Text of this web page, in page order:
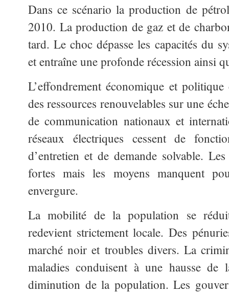
Dans ce scénario la production de
2010. La production de gaz et de
tard. Le choc dépasse les capacités du
et entraîne une profonde récession ainsi
L’effondrement économique et
des ressources renouvelables sur une
de communication nationaux et
réseaux électriques cessent de
d’entretien et de demande solvable.
fortes mais les moyens manquent
envergure.
La mobilité de la population se
redevient strictement locale. Des
marché noir et troubles divers. La
maladies conduisent à une hausse
diminution de la population. Les